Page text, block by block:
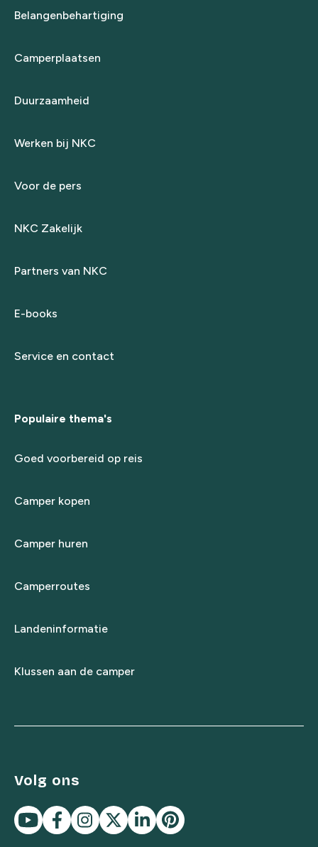
Belangenbehartiging
Camperplaatsen
Duurzaamheid
Werken bij NKC
Voor de pers
NKC Zakelijk
Partners van NKC
E-books
Service en contact
Populaire thema's
Goed voorbereid op reis
Camper kopen
Camper huren
Camperroutes
Landeninformatie
Klussen aan de camper
Volg ons